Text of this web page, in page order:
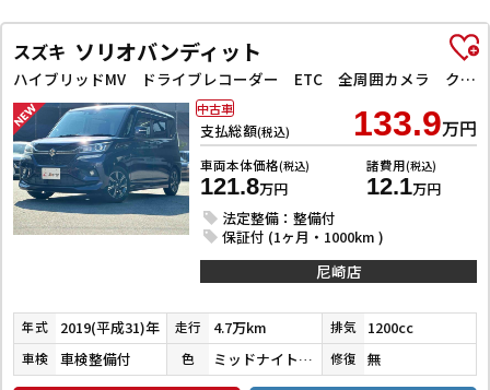
スズキ ソリオバンディット
ハイブリッドMV ドライブレコーダー ETC 全周囲カメラ クリアランスソナー オートクルーズコントロール レーンアシスト 衝突被害軽減システム 両側スライド・片側電動 LEDヘッドランプ スマートキー
支払総額(税込) 133.9万円
車両本体価格(税込)
121.8万円
諸費用(税込)
12.1万円
法定整備：整備付
保証付 (1ヶ月・1000km )
中古車
尼崎店
年式 2019(平成31)年 走行 4.7万km 排気 1200cc
車検 車検整備付 色 ミッドナイトバイオレットメタリック 修復 無